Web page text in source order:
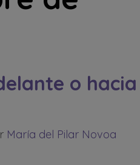
o hacia
María del Pilar Novoa